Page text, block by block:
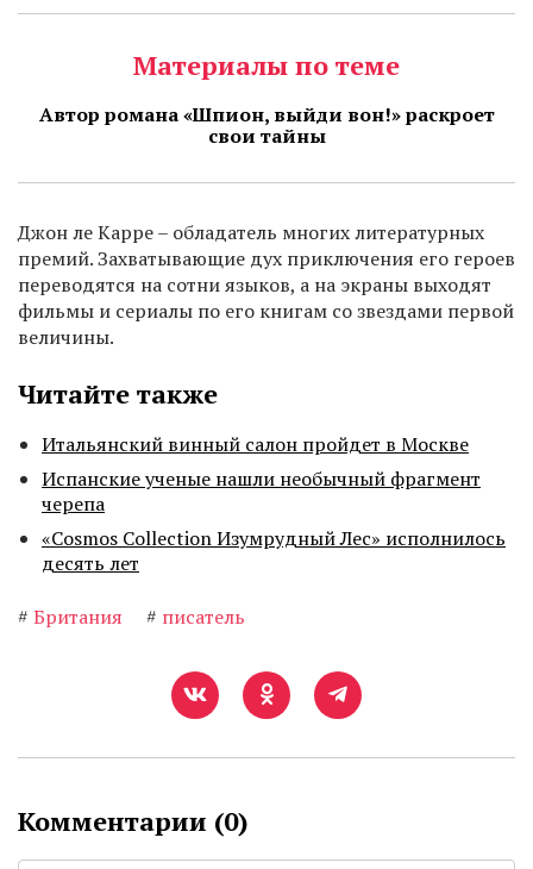
Материалы по теме
Автор романа «Шпион, выйди вон!» раскроет
свои тайны
Джон ле Карре – обладатель многих литературных
премий. Захватывающие дух приключения его героев
переводятся на сотни языков, а на экраны выходят
фильмы и сериалы по его книгам со звездами первой
величины.
Читайте также
Итальянский винный салон пройдет в Москве
Испанские ученые нашли необычный фрагмент
черепа
«Cosmos Collection Изумрудный Лес» исполнилось
десять лет
# Британия # писатель
Комментарии (0)